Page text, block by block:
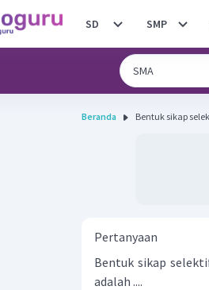
SD SMP
Beranda Bentuk sikap
Pertanyaan
Bentuk sikap
adalah ....